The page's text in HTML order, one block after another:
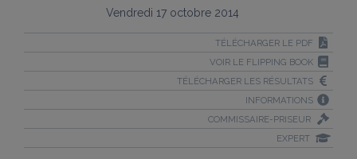
Vendredi 17 octobre 2014
TÉLÉCHARGER LE PDF
VOIR LE FLIPPING BOOK
TÉLÉCHARGER LES RÉSULTATS
INFORMATIONS
COMMISSAIRE-PRISEUR
EXPERT